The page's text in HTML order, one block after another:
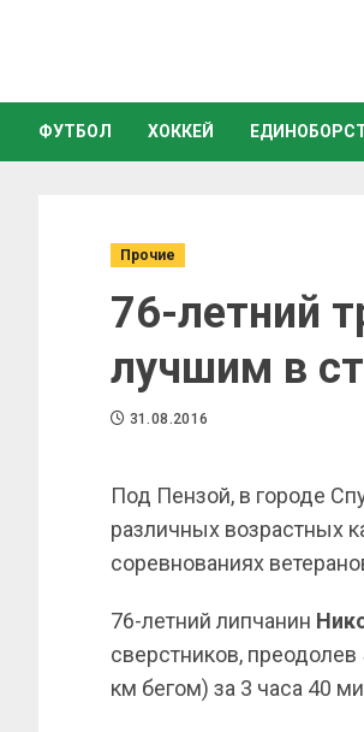
ФУТБОЛ ХОККЕЙ
Прочие
76-летний
лучшим в
31.08.2016
Под Пензой, в городе
различных возрастных
соревнованиях
76-летний липчанин
сверстников,
км бегом) за 3 часа 40